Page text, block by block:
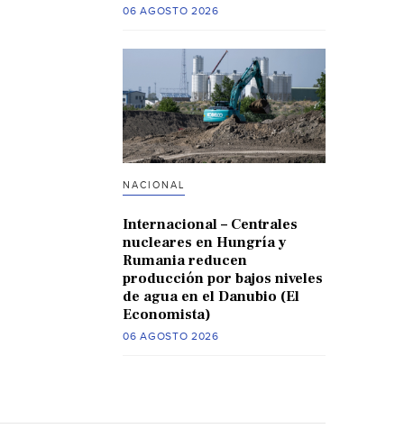
06 AGOSTO 2026
NACIONAL
Internacional – Centrales
nucleares en Hungría y
Rumania reducen
producción por bajos niveles
de agua en el Danubio (El
Economista)
06 AGOSTO 2026